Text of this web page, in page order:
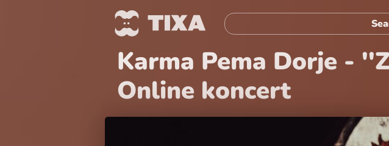
Karma Pema Dorje -
Online koncert